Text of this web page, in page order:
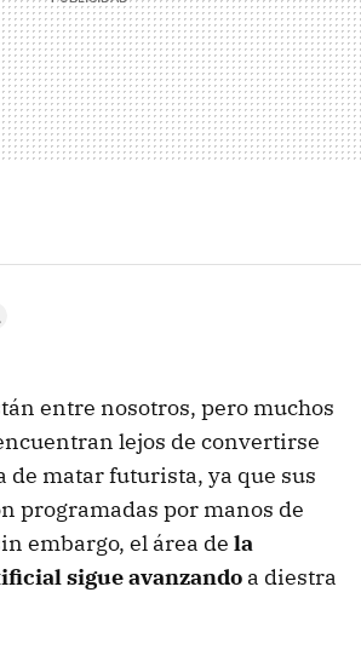
entre nosotros, pero muchos
lejos de convertirse
de matar futurista, ya que sus
programadas por manos de
embargo, el área de la
sigue avanzando a diestra